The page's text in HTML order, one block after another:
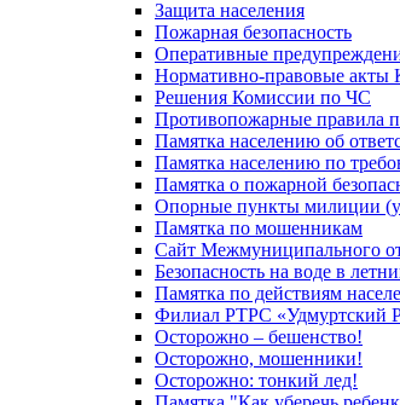
Защита населения
Пожарная безопасность
Оперативные
Нормативно-правовые акты
Решения Комиссии по ЧС
Противопожарные правила
Памятка населению об
Памятка населению по
Памятка о пожарной
Опорные пункты милиции
Памятка по мошенникам
Сайт Межмуниципального
Безопасность на воде в
Памятка по действиям
Филиал РТРС «Удмуртский
Осторожно – бешенство!
Осторожно, мошенники!
Осторожно: тонкий лед!